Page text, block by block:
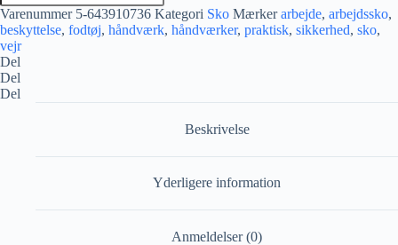
Blue
antal
Varenummer 5-643910736 Kategori Sko Mærker arbejde, arbejdssko,
beskyttelse, fodtøj, håndværk, håndværker, praktisk, sikkerhed, sko,
vejr
Del
Del
Del
Beskrivelse
Yderligere information
Anmeldelser (0)